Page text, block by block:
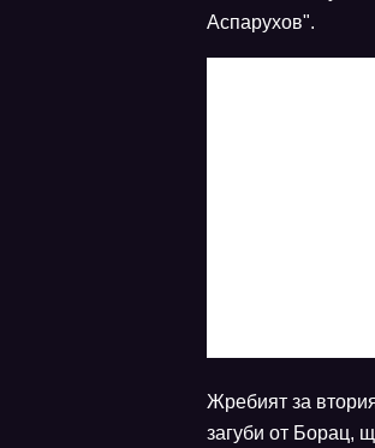
Аспарухов".
Жребият за
загуби от Борац,